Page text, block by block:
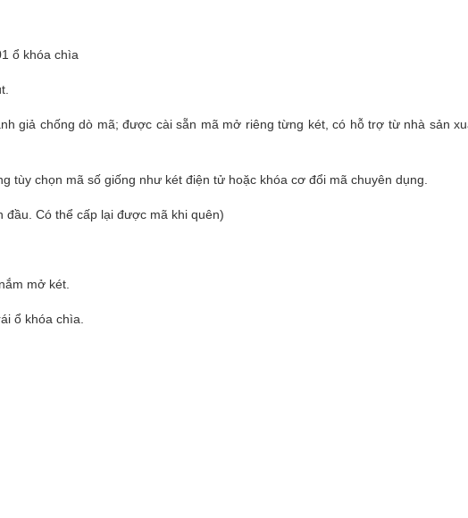
ổ khóa chìa
giả chống dò mã; được cài sẵn mã mở riêng từng két, có hỗ trợ từ nhà sản
tùy chọn mã số giống như két điện tử hoặc khóa cơ đổi mã chuyên dụng.
Có thể cấp lại được mã khi quên)
mở két.
ổ khóa chìa.